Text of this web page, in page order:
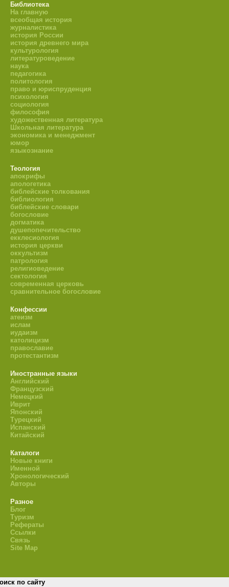
Библиотека
На главную
всеобщая история
журналистика
история России
история древнего мира
культурология
литературоведение
наука
педагогика
политология
право и юриспруденция
психология
социология
философия
художественная литература
Школьная литература
экономика и менеджмент
юмор
языкознание
Теология
апокрифы
апологетика
библейские толкования
библиология
библейские словари
богословие
догматика
душепопечительство
екклесиология
история церкви
оккультизм
патрология
религиоведение
сектология
современная церковь
сравнительное богословие
Конфессии
атеизм
ислам
иудаизм
католицизм
православие
протестантизм
Иностранные языки
Английский
Французский
Немецкий
Иврит
Японский
Турецкий
Испанский
Китайский
Каталоги
Новые книги
Именной
Хронологический
Авторы
Разное
Блог
Туризм
Рефераты
Ссылки
Связь
Site Map
по сайту